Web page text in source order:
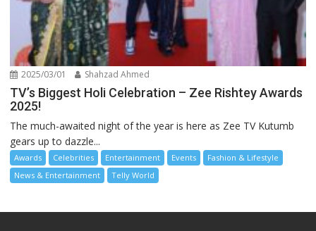
2025/03/01 Shahzad Ahmed
TV’s Biggest Holi Celebration – Zee Rishtey Awards
2025!
The much-awaited night of the year is here as Zee TV Kutumb
gears up to dazzle...
Awards Celebrities Entertainment Events
Fashion & Lifestyle
News & Entertainment
Telly World